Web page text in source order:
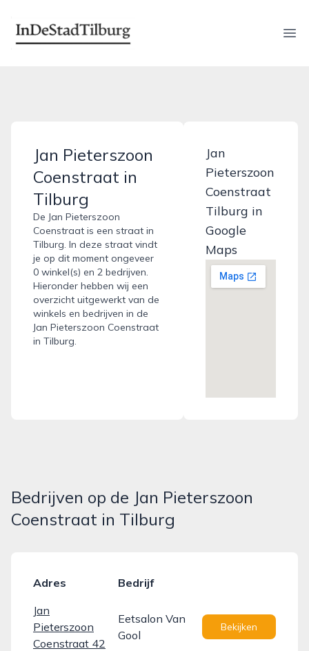
indestadtilburg.nl
Jan Pieterszoon
Coenstraat in
Tilburg
De Jan Pieterszoon
Coenstraat is een straat in
Tilburg. In deze straat vindt
je op dit moment ongeveer
0 winkel(s) en 2 bedrijven.
Hieronder hebben wij een
overzicht uitgewerkt van de
winkels en bedrijven in de
Jan Pieterszoon Coenstraat
in Tilburg.
Jan
Pieterszoon
Coenstraat
Tilburg in
Google
Maps
Bedrijven op de Jan Pieterszoon
Coenstraat in Tilburg
Adres
Bedrijf
Jan
Pieterszoon
Coenstraat 42
Eetsalon Van
Gool
Bekijken